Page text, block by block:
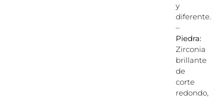
y
diferente.
–
Piedra:
Zirconia
brillante
de
corte
redondo,